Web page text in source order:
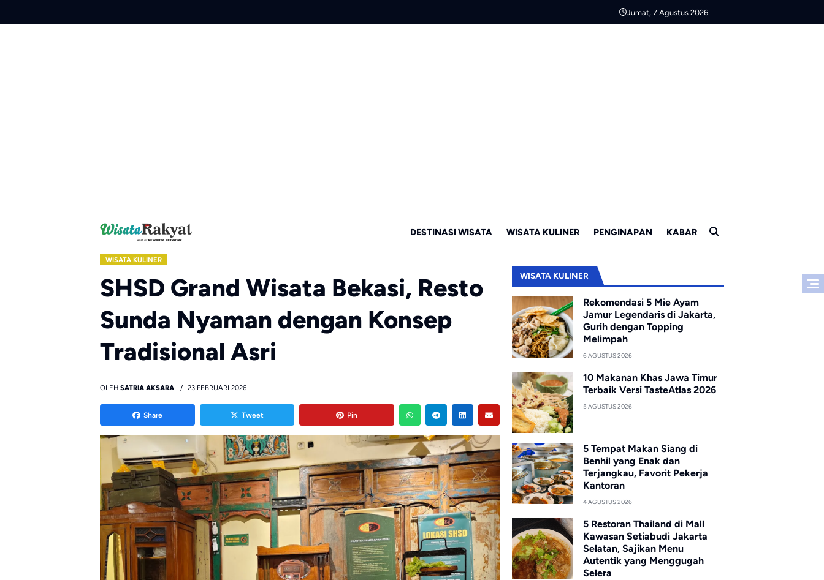
Jumat, 7 Agustus 2026
DESTINASI WISATA WISATA KULINER PENGINAPAN KABAR
WISATA KULINER
SHSD Grand Wisata Bekasi, Resto
Sunda Nyaman dengan Konsep
Tradisional Asri
OLEH SATRIA AKSARA 23 FEBRUARI 2026
Share Tweet Pin
WISATA KULINER
Rekomendasi 5 Mie Ayam
Jamur Legendaris di Jakarta,
Gurih dengan Topping
Melimpah
6 AGUSTUS 2026
10 Makanan Khas Jawa Timur
Terbaik Versi TasteAtlas 2026
5 AGUSTUS 2026
5 Tempat Makan Siang di
Benhil yang Enak dan
Terjangkau, Favorit Pekerja
Kantoran
4 AGUSTUS 2026
5 Restoran Thailand di Mall
Kawasan Setiabudi Jakarta
Selatan, Sajikan Menu
Autentik yang Menggugah
Selera